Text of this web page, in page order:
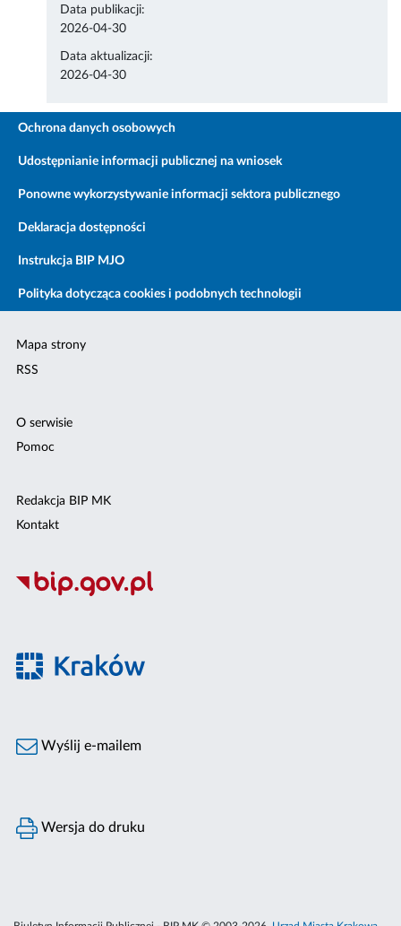
Data publikacji:
2026-04-30
Data aktualizacji:
2026-04-30
Ochrona danych osobowych
Udostępnianie informacji publicznej na wniosek
Ponowne wykorzystywanie informacji sektora publicznego
Deklaracja dostępności
Instrukcja BIP MJO
Polityka dotycząca cookies i podobnych technologii
Mapa strony
RSS
O serwisie
Pomoc
Redakcja BIP MK
Kontakt
Wyślij e-mailem
Wersja do druku